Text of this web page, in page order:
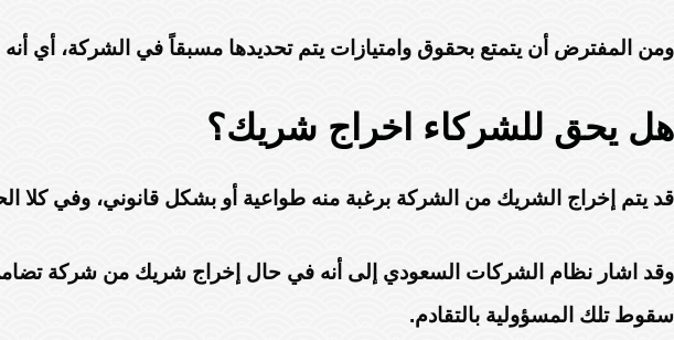
ومن المفترض أن يتمتع بحقوق وامتيازات يتم تحديدها مسبقاً في الشركة، أي
هل يحق للشركاء اخراج شريك؟
قد يتم إخراج الشريك من الشركة برغبة منه طواعية أو بشكل قانوني، وفي كلا
وقد اشار نظام الشركات السعودي إلى أنه في حال إخراج شريك من شركة
سقوط تلك المسؤولية بالتقادم.